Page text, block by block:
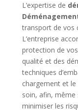
L’expertise de
transport de vos
L’entreprise
protection de
qualité et des
techniques
chargement et
soin, afin, même
minimiser les